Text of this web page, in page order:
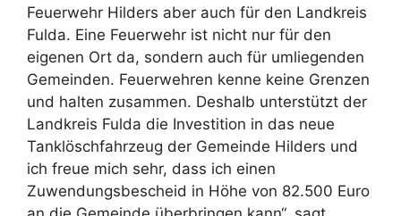
Feuerwehr Hilders aber auch für den Landkreis
Fulda. Eine Feuerwehr ist nicht nur für den
eigenen Ort da, sondern auch für umliegenden
Gemeinden. Feuerwehren kenne keine Grenzen
und halten zusammen. Deshalb unterstützt der
Landkreis Fulda die Investition in das neue
Tanklöschfahrzeug der Gemeinde Hilders und
ich freue mich sehr, dass ich einen
Zuwendungsbescheid in Höhe von 82.500 Euro